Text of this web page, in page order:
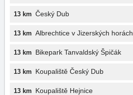
13 km Český Dub
13 km Albrechtice v Jizerských horách
13 km Bikepark Tanvaldský Špičák
13 km Koupaliště Český Dub
13 km Koupaliště Hejnice